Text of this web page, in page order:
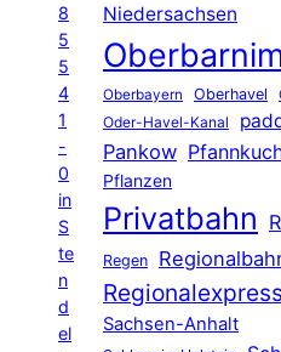
8
5
5
4
1
-
0
in
S
te
n
d
el
Niedersachsen
Oberbayern Oberhavel
Oder-Havel-Kanal
Pankow
Pflanzen
Privatbahn
Regen
Regionalexpress
Sachsen-Anhalt